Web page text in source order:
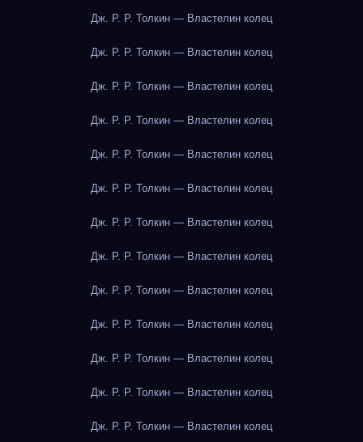
Дж. Р. Р. Толкин — Властелин колец
Дж. Р. Р. Толкин — Властелин колец
Дж. Р. Р. Толкин — Властелин колец
Дж. Р. Р. Толкин — Властелин колец
Дж. Р. Р. Толкин — Властелин колец
Дж. Р. Р. Толкин — Властелин колец
Дж. Р. Р. Толкин — Властелин колец
Дж. Р. Р. Толкин — Властелин колец
Дж. Р. Р. Толкин — Властелин колец
Дж. Р. Р. Толкин — Властелин колец
Дж. Р. Р. Толкин — Властелин колец
Дж. Р. Р. Толкин — Властелин колец
Дж. Р. Р. Толкин — Властелин колец